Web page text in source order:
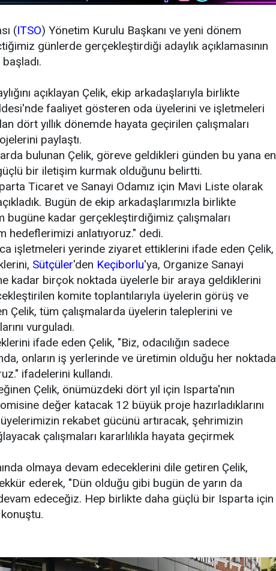
(ITSO) Yönetim Kurulu Başkanı ve yeni dönem
günlerde gerçekleştirdiği adaylık açıklamasının
açıklayan Çelik, ekip arkadaşlarıyla birlikte
faaliyet gösteren oda üyelerini ve işletmeleri
dört yıllık dönemde hayata geçirilen çalışmaları
paylaştı.
bulunan Çelik, göreve geldikleri günden bu yana en
bir iletişim kurmak olduğunu belirtti.
Ticaret ve Sanayi Odamız için Mavi Liste olarak
Bugün de ekip arkadaşlarımızla birlikte
bugüne kadar gerçekleştirdiğimiz çalışmaları
hedeflerimizi anlatıyoruz." dedi.
işletmeleri yerinde ziyaret ettiklerini ifade eden Çelik,
Sütçüler'den Keçiborlu'ya, Organize Sanayi
kadar birçok noktada üyelerle bir araya geldiklerini
komite toplantılarıyla üyelerin görüş ve
Çelik, tüm çalışmalarda üyelerin taleplerini ve
vurguladı.
ifade eden Çelik, "Biz, odacılığın sadece
onların iş yerlerinde ve üretimin olduğu her noktada
ifadelerini kullandı.
Çelik, önümüzdeki dört yıl için Isparta'nın
değer katacak 12 büyük proje hazırladıklarını
rekabet gücünü artıracak, şehrimizin
çalışmaları kararlılıkla hayata geçirmek
olmaya devam edeceklerini dile getiren Çelik,
ederek, "Dün olduğu gibi bugün de yarın da
edeceğiz. Hep birlikte daha güçlü bir Isparta için